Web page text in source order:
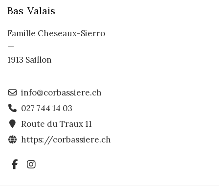
Bas-Valais
Famille Cheseaux-Sierro
—
1913 Saillon
info@corbassiere.ch
027 744 14 03
Route du Traux 11
https://corbassiere.ch